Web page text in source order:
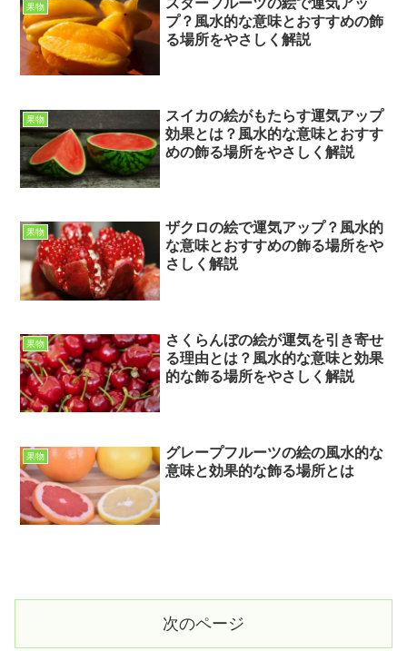
果物
スターフルーツの絵で運気アッ
プ？風水的な意味とおすすめの飾
る場所をやさしく解説
果物
スイカの絵がもたらす運気アップ
効果とは？風水的な意味とおすす
めの飾る場所をやさしく解説
果物
ザクロの絵で運気アップ？風水的
な意味とおすすめの飾る場所をや
さしく解説
果物
さくらんぼの絵が運気を引き寄せ
る理由とは？風水的な意味と効果
的な飾る場所をやさしく解説
果物
グレープフルーツの絵の風水的な
意味と効果的な飾る場所とは
次のページ